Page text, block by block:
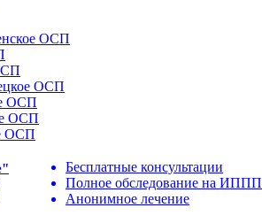
ОСП
ОСП
ОСП
ОСП
ОСП
Бесплатные консультации
Полное обследование на ИППП
Анонимное лечение